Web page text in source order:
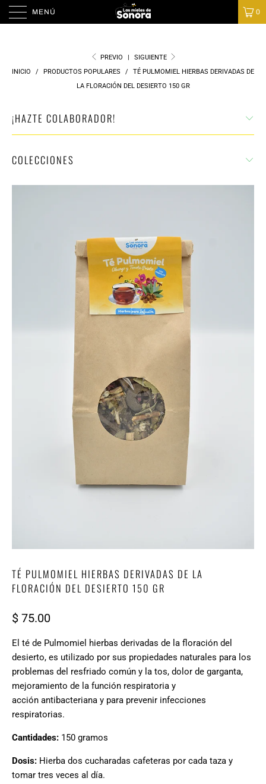
MENÚ 0
PREVIO |
SIGUIENTE
INICIO
/ PRODUCTOS POPULARES /
TÉ PULMOMIEL HIERBAS DERIVADAS DE
LA FLORACIÓN DEL DESIERTO 150 GR
¡HAZTE COLABORADOR!
COLECCIONES
TÉ PULMOMIEL HIERBAS DERIVADAS DE LA
FLORACIÓN DEL DESIERTO 150 GR
$ 75.00
El té de Pulmomiel hierbas derivadas de la floración del
desierto, es utilizado por sus propiedades naturales para los
problemas del resfriado común y la tos, dolor de garganta,
mejoramiento de la función respiratoria y
acción antibacteriana y para prevenir infecciones
respiratorias.
Cantidades: 150 gramos
Dosis: Hierba dos cucharadas cafeteras por cada taza y
tomar tres veces al día.